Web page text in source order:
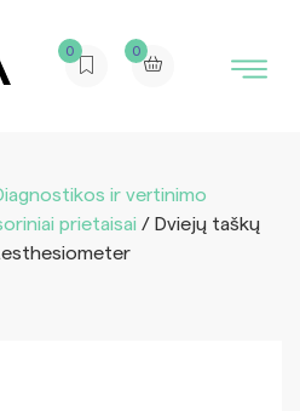
0 0
ir vertinimo
prietaisai / Dviejų taškų